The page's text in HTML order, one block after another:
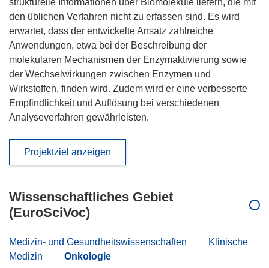
den üblichen Verfahren nicht zu erfassen sind. Es wird
erwartet, dass der entwickelte Ansatz zahlreiche
Anwendungen, etwa bei der Beschreibung der
molekularen Mechanismen der Enzymaktivierung sowie
der Wechselwirkungen zwischen Enzymen und
Wirkstoffen, finden wird. Zudem wird er eine verbesserte
Empfindlichkeit und Auflösung bei verschiedenen
Analyseverfahren gewährleisten.
Projektziel anzeigen
Wissenschaftliches Gebiet
(EuroSciVoc)
Medizin- und Gesundheitswissenschaften
Klinische
Medizin
Onkologie